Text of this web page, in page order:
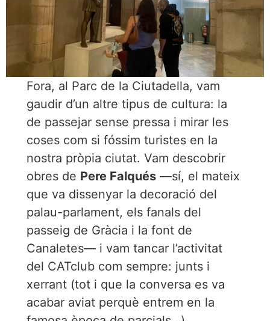
Fora, al Parc de la Ciutadella, vam
gaudir d’un altre tipus de cultura: la
de passejar sense pressa i mirar les
coses com si fóssim turistes en la
nostra pròpia ciutat. Vam descobrir
obres de Pere Falqués —sí, el mateix
que va dissenyar la decoració del
palau-parlament, els fanals del
passeig de Gràcia i la font de
Canaletes— i vam tancar l’activitat
del CATclub com sempre: junts i
xerrant (tot i que la conversa es va
acabar aviat perquè entrem en la